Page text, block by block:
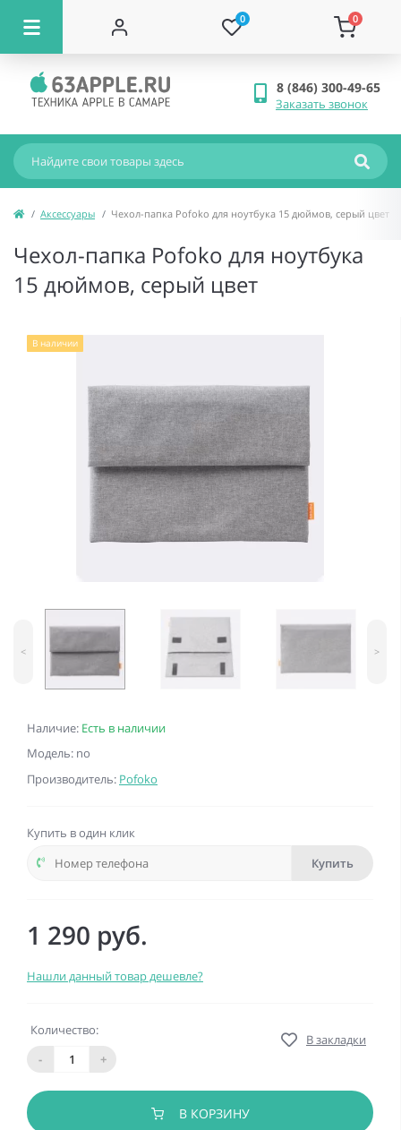
0 0
8 (846) 300-49-65
Заказать звонок
Аксессуары Чехол-папка Pofoko для ноутбука 15 дюймов, серый цвет
Чехол-папка Pofoko для ноутбука
15 дюймов, серый цвет
Наличие: Есть в наличии
Модель: no
Производитель: Pofoko
В наличии
< >
Купить в один клик
Купить
1 290 руб.
Нашли данный товар дешевле?
Количество:
-
+
В закладки
В КОРЗИНУ